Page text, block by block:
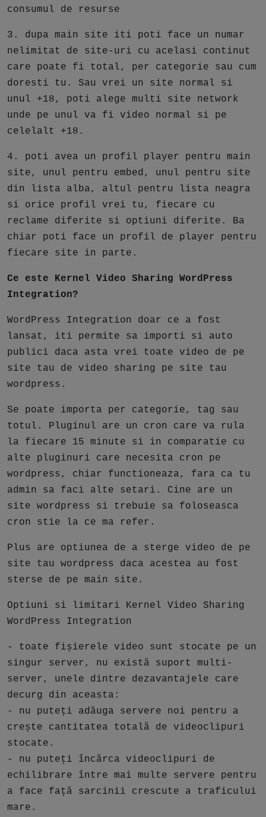
consumul de resurse
3. dupa main site iti poti face un numar
nelimitat de site-uri cu acelasi continut
care poate fi total, per categorie sau cum
doresti tu. Sau vrei un site normal si
unul +18, poti alege multi site network
unde pe unul va fi video normal si pe
celelalt +18.
4. poti avea un profil player pentru main
site, unul pentru embed, unul pentru site
din lista alba, altul pentru lista neagra
si orice profil vrei tu, fiecare cu
reclame diferite si optiuni diferite. Ba
chiar poti face un profil de player pentru
fiecare site in parte.
Ce este Kernel Video Sharing WordPress
Integration?
WordPress Integration doar ce a fost
lansat, iti permite sa importi si auto
publici daca asta vrei toate video de pe
site tau de video sharing pe site tau
wordpress.
Se poate importa per categorie, tag sau
totul. Pluginul are un cron care va rula
la fiecare 15 minute si in comparatie cu
alte pluginuri care necesita cron pe
wordpress, chiar functioneaza, fara ca tu
admin sa faci alte setari. Cine are un
site wordpress si trebuie sa foloseasca
cron stie la ce ma refer.
Plus are optiunea de a sterge video de pe
site tau wordpress daca acestea au fost
sterse de pe main site.
Optiuni si limitari Kernel Video Sharing
WordPress Integration
- toate fișierele video sunt stocate pe un
singur server, nu există suport multi-
server, unele dintre dezavantajele care
decurg din aceasta:
- nu puteți adăuga servere noi pentru a
crește cantitatea totală de videoclipuri
stocate.
- nu puteți încărca videoclipuri de
echilibrare între mai multe servere pentru
a face față sarcinii crescute a traficului
mare.